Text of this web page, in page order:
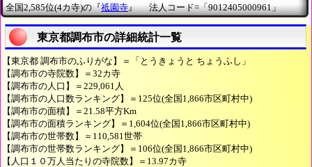
全国2,585位(4カ寺)の『祗園寺』 法人コード=「9012405000961」
東京都調布市の詳細統計一覧
【東京都 調布市のふりがな】＝「とうきょうと ちょうふし」
【調布市の寺院数】＝32カ寺
【調布市の人口】＝229,061人
【調布市の人口数ランキング】＝125位(全国1,866市区町村中)
【調布市の面積】＝21.58平方Km
【調布市の面積ランキング】＝1,604位(全国1,866市区町村中)
【調布市の世帯数】＝110,581世帯
【調布市の世帯数ランキング】＝106位(全国1,866市区町村中)
【人口１０万人当たりの寺院数】＝13.97カ寺